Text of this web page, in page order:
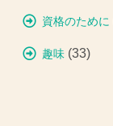
資格のために
趣味 (33)